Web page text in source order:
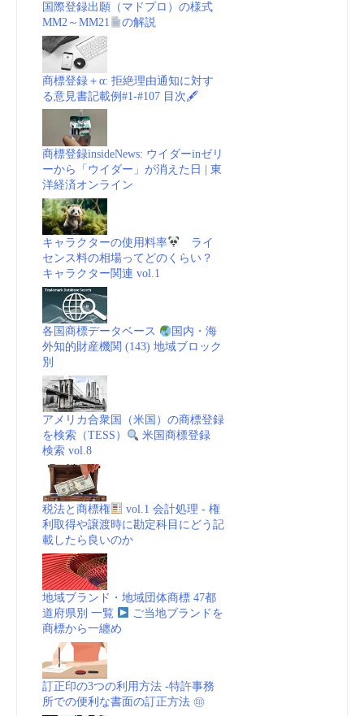
国際登録出願（マドプロ）の様式
MM2～MM21
の解説
商標登録＋α: 拒絶理由通知に対す
る意見書記載例#1-#107 目次🖋
商標登録insideNews: ウイダーinゼリ
ーから「ウイダー」が消えた日 | 東
洋経済オンライン
キャラクターの使用料率
ライ
センス料の相場ってどのくらい？
キャラクター関連 vol.1
各国商標データベース
国内・海
外知的財産機関 (143) 地域ブロック
別
アメリカ合衆国（米国）の商標登録
を検索（TESS）
米国商標登録
検索 vol.8
税法と商標権
vol.1 会計処理 - 権
利取得や譲渡時に勘定科目にどう記
載したら良いのか
地域ブランド・地域団体商標 47都
道府県別 一覧
ご当地ブランドを
商標から一纏め
訂正印の3つの利用方法 -特許事務
所での便利な書面の訂正方法 ㊞